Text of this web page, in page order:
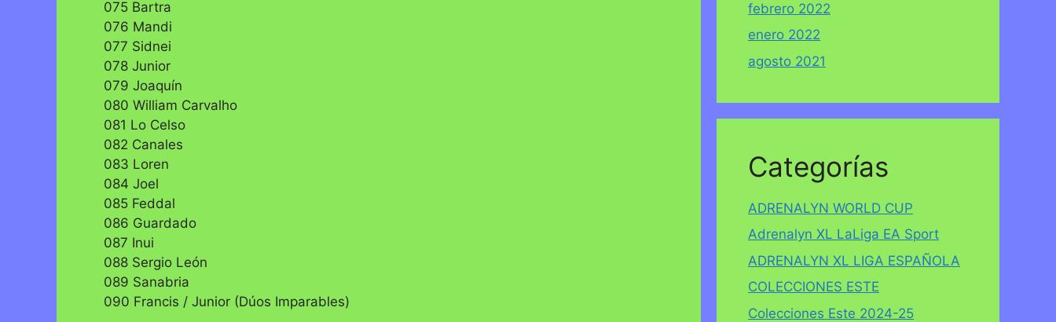
075 Bartra
076 Mandi
077 Sidnei
078 Junior
079 Joaquín
080 William Carvalho
081 Lo Celso
082 Canales
083 Loren
084 Joel
085 Feddal
086 Guardado
087 Inui
088 Sergio León
089 Sanabria
090 Francis / Junior (Dúos Imparables)
febrero 2022
enero 2022
agosto 2021
Categorías
ADRENALYN WORLD CUP
Adrenalyn XL LaLiga EA Sport
ADRENALYN XL LIGA ESPAÑOLA
COLECCIONES ESTE
Colecciones Este 2024-25